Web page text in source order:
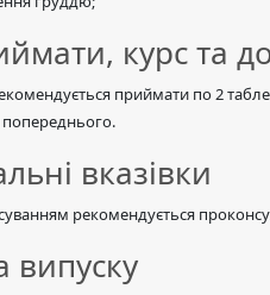
курс та
приймати по 2
вказівки
рекомендується